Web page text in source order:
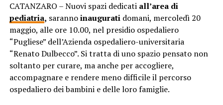
CATANZARO – Nuovi spazi dedicati all’area di
pediatria, sarannoinauguratidomani, mercoledì 20
maggio, alle ore 10.00, nel presidio ospedaliero
“Pugliese” dell’Azienda ospedaliero-universitaria
“Renato Dulbecco”. Si tratta di uno spazio pensato non
soltanto per curare, ma anche per accogliere,
accompagnare e rendere meno difficile il percorso
ospedaliero dei bambini e delle loro famiglie.